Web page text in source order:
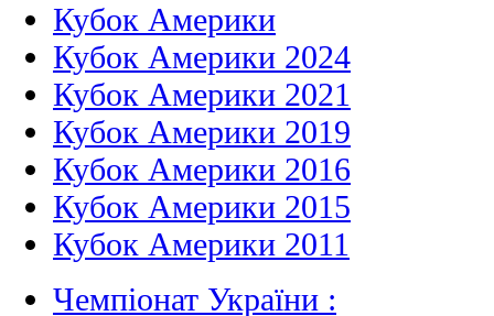
Кубок Америки
Кубок Америки 2024
Кубок Америки 2021
Кубок Америки 2019
Кубок Америки 2016
Кубок Америки 2015
Кубок Америки 2011
Чемпіонат України :